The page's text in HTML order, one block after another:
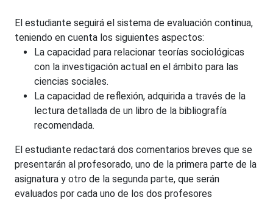
El estudiante seguirá el sistema de evaluación continua,
teniendo en cuenta los siguientes aspectos:
La capacidad para relacionar teorías sociológicas
con la investigación actual en el ámbito para las
ciencias sociales.
La capacidad de reflexión, adquirida a través de la
lectura detallada de un libro de la bibliografía
recomendada.
El estudiante redactará dos comentarios breves que se
presentarán al profesorado, uno de la primera parte de la
asignatura y otro de la segunda parte, que serán
evaluados por cada uno de los dos profesores